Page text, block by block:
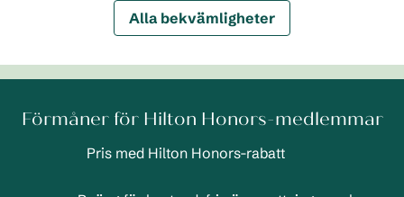
Alla bekvämligheter
Förmåner för Hilton Honors-medlemmar
Pris med Hilton Honors-rabatt